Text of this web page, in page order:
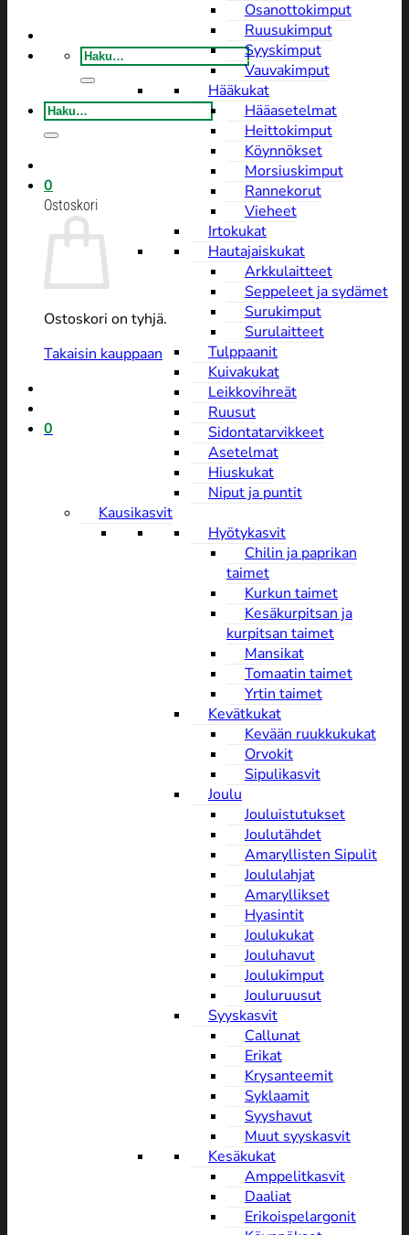
Etsi:
Etsi:
0
Ostoskori
Ostoskori on tyhjä.
Takaisin kauppaan
0
Osanottokimput
Ruusukimput
Syyskimput
Vauvakimput
Hääkukat
Hääasetelmat
Heittokimput
Köynnökset
Morsiuskimput
Rannekorut
Vieheet
Irtokukat
Hautajaiskukat
Arkkulaitteet
Seppeleet ja sydämet
Surukimput
Surulaitteet
Tulppaanit
Kuivakukat
Leikkovihreät
Ruusut
Sidontatarvikkeet
Asetelmat
Hiuskukat
Niput ja puntit
Kausikasvit
Hyötykasvit
Chilin ja paprikan
taimet
Kurkun taimet
Kesäkurpitsan ja
kurpitsan taimet
Mansikat
Tomaatin taimet
Yrtin taimet
Kevätkukat
Kevään ruukkukukat
Orvokit
Sipulikasvit
Joulu
Jouluistutukset
Joulutähdet
Amaryllisten Sipulit
Joululahjat
Amaryllikset
Hyasintit
Joulukukat
Jouluhavut
Joulukimput
Jouluruusut
Syyskasvit
Callunat
Erikat
Krysanteemit
Syklaamit
Syyshavut
Muut syyskasvit
Kesäkukat
Amppelitkasvit
Daaliat
Erikoispelargonit